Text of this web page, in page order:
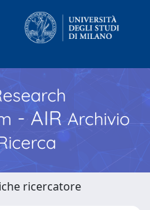
- AIR Archivio
ricercatore